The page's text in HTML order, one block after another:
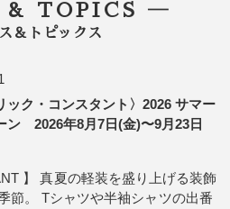
TOPICS ―
＆トピックス
ック・コンスタント〉2026 サマー
ン 2026年8月7日(金)〜9月23日
】 真夏の軽装を盛り上げる装飾
節。 Tシャツや半袖シャツの出番